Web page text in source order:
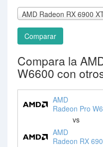
AMD Radeon RX 6900
Comparar
Compara la
W6600 con
AMD
Radeon Pro
vs
AMD
Radeon RX